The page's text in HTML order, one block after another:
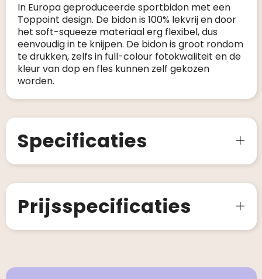
In Europa geproduceerde sportbidon met een
Toppoint design. De bidon is 100% lekvrij en door
het soft-squeeze materiaal erg flexibel, dus
eenvoudig in te knijpen. De bidon is groot rondom
te drukken, zelfs in full-colour fotokwaliteit en de
kleur van dop en fles kunnen zelf gekozen
worden.
Specificaties
Prijsspecificaties